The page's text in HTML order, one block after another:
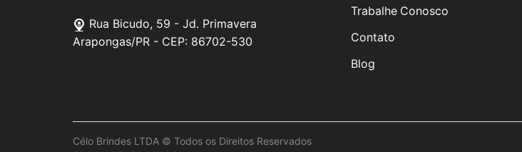
Rua Bicudo, 59 - Jd. Primavera
Arapongas/PR - CEP: 86702-530
Trabalhe Conosco
Contato
Blog
Célo Brindes LTDA © Todos os Direitos Reservados